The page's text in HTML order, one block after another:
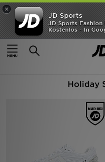
×
JD Sports
JD Sports Fashion
Kostenlos - In
Home
Herren
1286 Produkte
Holiday
ANGEBOTE
Neuheiten